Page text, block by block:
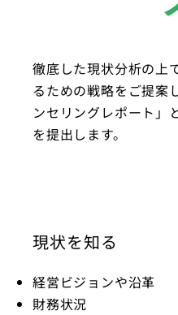
徹底した現状分析の上
るための戦略をご提案
ンセリングレポート」
を提出します。
現状を知る
経営ビジョンや沿革
財務状況